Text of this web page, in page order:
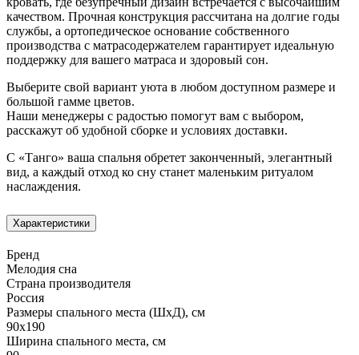
качеством. Прочная конструкция рассчитана на долгие годы
службы, а ортопедическое основание собственного
производства с матрасодержателем гарантирует идеальную
поддержку для вашего матраса и здоровый сон.
Выберите свой вариант уюта в любом доступном размере и
большой гамме цветов.
Наши менеджеры с радостью помогут вам с выбором,
расскажут об удобной сборке и условиях доставки.
С «Танго» ваша спальня обретет законченный, элегантный
вид, а каждый отход ко сну станет маленьким ритуалом
наслаждения.
Характеристики
Бренд
Мелодия сна
Страна производителя
Россия
Размеры спального места (ШхД), см
90х190
Ширина спального места, см